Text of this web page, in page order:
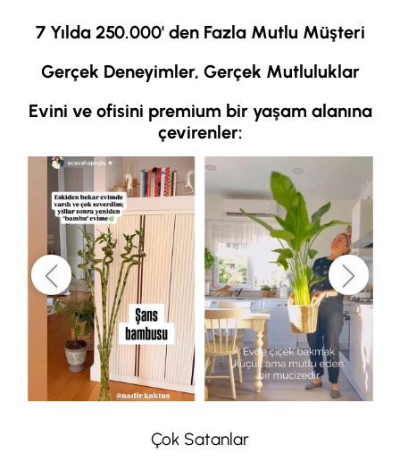
7 Yılda 250.000' den Fazla Mutlu Müşteri
Gerçek Deneyimler, Gerçek Mutluluklar
Evini ve ofisini premium bir yaşam alanına
çevirenler:
Çok Satanlar